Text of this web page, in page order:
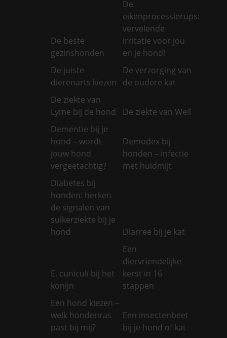
De beste
gezinshonden
De
eikenprocessierups:
vervelende
irritatie voor jou
en je hond!
De juiste
dierenarts kiezen
De verzorging van
de oudere kat
De ziekte van
Lyme bij de hond
De ziekte van Weil
Dementie bij je
hond – wordt
jouw hond
vergeetachtig?
Demodex bij
honden – infectie
met huidmijt
Diabetes bij
honden: herken
de signalen van
suikerziekte bij je
hond
Diarree bij je kat
E. cuniculi bij het
konijn
Een
diervriendelijke
kerst in 16
stappen
Een hond kiezen –
welk hondenras
past bij mij?
Een insectenbeet
bij je hond of kat